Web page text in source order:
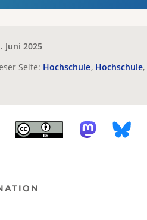
Juni 2025
Seite: Hochschule Hochschule